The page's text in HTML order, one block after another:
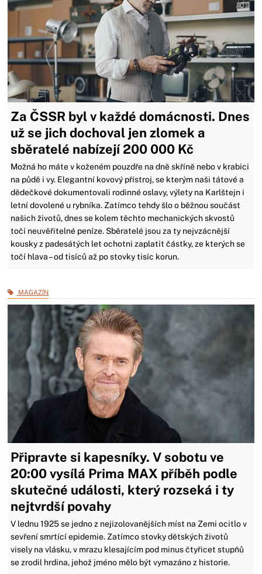
Za ČSSR byl v každé domácnosti. Dnes
už se jich dochoval jen zlomek a
sběratelé nabízejí 200 000 Kč
Možná ho máte v koženém pouzdře na dně skříně nebo v krabici
na půdě i vy. Elegantní kovový přístroj, se kterým naši tátové a
dědečkové dokumentovali rodinné oslavy, výlety na Karlštejn i
letní dovolené u rybníka. Zatímco tehdy šlo o běžnou součást
našich životů, dnes se kolem těchto mechanických skvostů
točí neuvěřitelné peníze. Sběratelé jsou za ty nejvzácnější
kousky z padesátých let ochotni zaplatit částky, ze kterých se
točí hlava – od tisíců až po stovky tisíc korun.
MAGAZÍN
Připravte si kapesníky. V sobotu ve
20:00 vysílá Prima MAX příběh podle
skutečné události, který rozseká i ty
nejtvrdší povahy
V lednu 1925 se jedno z nejizolovanějších míst na Zemi ocitlo v
sevření smrtící epidemie. Zatímco stovky dětských životů
visely na vlásku, v mrazu klesajícím pod minus čtyřicet stupňů
se zrodil hrdina, jehož jméno mělo být vymazáno z historie.